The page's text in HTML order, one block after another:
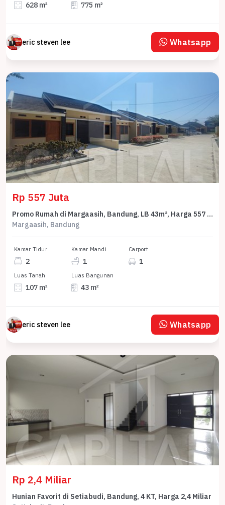
628 m² 775 m²
eric steven lee Whatsapp
Rp 557 Juta
Promo Rumah di Margaasih, Bandung, LB 43m², Harga 557 Juta
Margaasih, Bandung
Kamar Tidur
2
Kamar Mandi
1
Carport
1
Luas Tanah
107 m²
Luas Bangunan
43 m²
eric steven lee Whatsapp
Rp 2,4 Miliar
Hunian Favorit di Setiabudi, Bandung, 4 KT, Harga 2,4 Miliar